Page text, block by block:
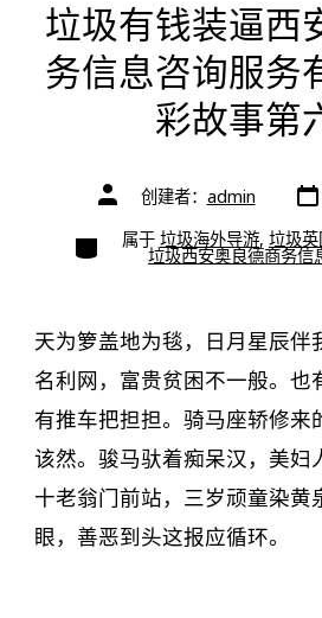
垃圾有钱装逼西
务信息咨询服务
彩故事第
文
章
者
创建者： admin 文
章
期
类
别
属于 垃圾海外导游, 垃圾
垃圾西安奥良德商务信
天为箩盖地为毯，日月星辰伴
名利网，富贵贫困不一般。也
有推车把担担。骑马座轿修来
该然。骏马驮着痴呆汉，美妇
十老翁门前站，三岁顽童染黄
眼，善恶到头这报应循环。